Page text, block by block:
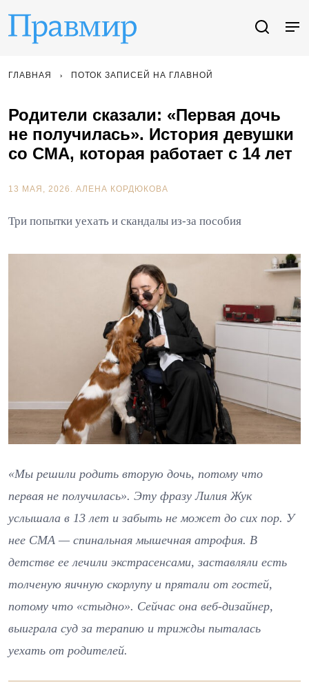
ГЛАВНАЯ ПОТОК ЗАПИСЕЙ НА ГЛАВНОЙ
Родители сказали: «Первая дочь
не получилась». История девушки
со СМА, которая работает с 14 лет
13 МАЯ, 2026. АЛЕНА КОРДЮКОВА
Три попытки уехать и скандалы из-за пособия
«Мы решили родить вторую дочь, потому что
первая не получилась». Эту фразу Лилия Жук
услышала в 13 лет и забыть не может до сих пор. У
нее СМА — спинальная мышечная атрофия. В
детстве ее лечили экстрасенсами, заставляли есть
толченую яичную скорлупу и прятали от гостей,
потому что «стыдно». Сейчас она веб-дизайнер,
выиграла суд за терапию и трижды пыталась
уехать от родителей.